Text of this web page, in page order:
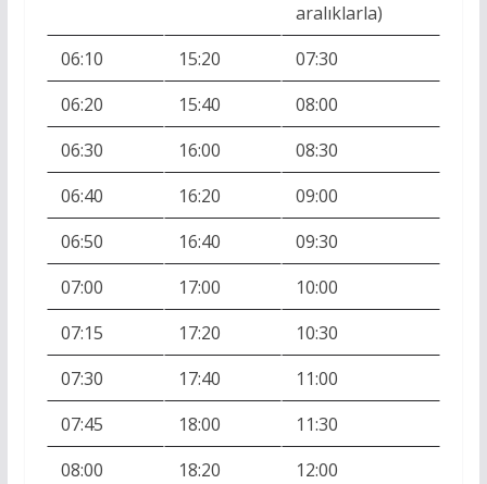
aralıklarla)
06:10
15:20
07:30
06:20
15:40
08:00
06:30
16:00
08:30
06:40
16:20
09:00
06:50
16:40
09:30
07:00
17:00
10:00
07:15
17:20
10:30
07:30
17:40
11:00
07:45
18:00
11:30
08:00
18:20
12:00